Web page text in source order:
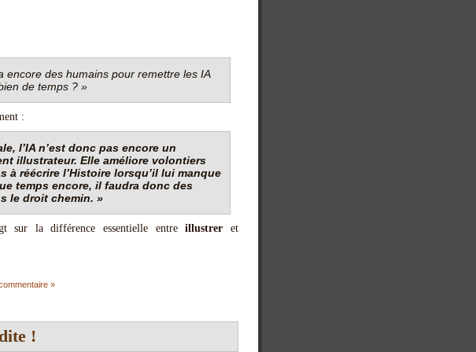
encore des humains pour remettre les IA
de temps ? »
:
l’IA n’est donc pas encore un
illustrateur. Elle améliore volontiers
à réécrire l’Histoire lorsqu’il lui manque
temps encore, il faudra donc des
le droit chemin. »
sur la différence essentielle entreillustrer et
»
!